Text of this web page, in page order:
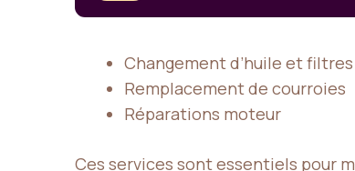
Changement d’huile et filtres
Remplacement de courroies
Réparations moteur
Ces services sont essentiels pour